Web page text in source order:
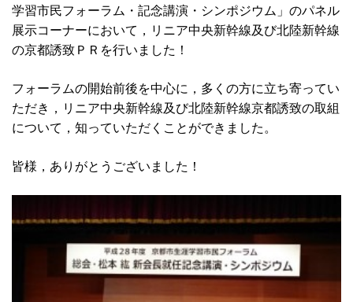
学習市民フォーラム・記念講演・シンポジウム」のパネル
展示コーナーにおいて，リニア中央新幹線及び北陸新幹線
の京都誘致ＰＲを行いました！
フォーラムの開始前後を中心に，多くの方に立ち寄ってい
ただき，リニア中央新幹線及び北陸新幹線京都誘致の取組
について，知っていただくことができました。
皆様，ありがとうございました！